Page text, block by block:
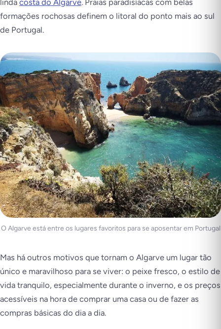
linda costa do Algarve. Praias paradisíacas com belas
formações rochosas definem o litoral do ponto mais ao sul
de Portugal.
O Algarve está entre os lugares favoritos para se aposentar em Portugal
Mas há outros motivos que tornam o Algarve um lugar tão
único e maravilhoso para se viver: o peixe fresco, o estilo de
vida tranquilo, especialmente durante o inverno, e os preços
acessíveis na hora de comprar uma casa ou de fazer as
compras básicas do dia a dia.